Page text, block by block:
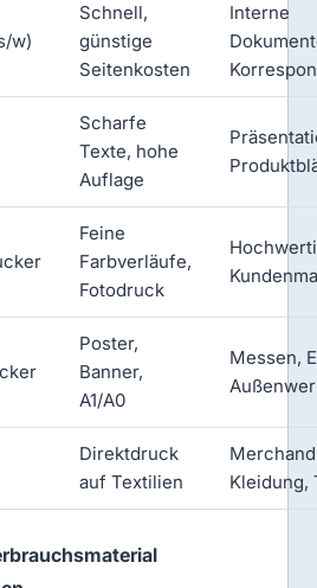
w)
Schnell,
günstige
Seitenkosten
Interne
Scharfe
Texte, hohe
Auflage
Feine
Farbverläufe,
Fotodruck
Poster,
Banner,
A1/A0
Messen,
Direktdruck
auf Textilien
Kleidung,